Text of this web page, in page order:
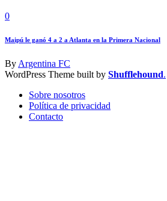
0
Maipú le ganó 4 a 2 a Atlanta en la Primera Nacional
ByArgentina FC
WordPress Theme built by Shufflehound.
Sobre nosotros
Política de privacidad
Contacto